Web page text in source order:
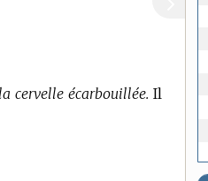
cervelle écarbouillée. Il